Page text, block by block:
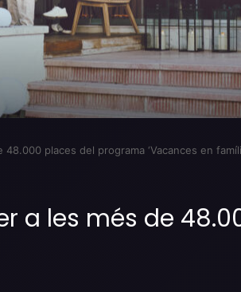
places del programa ‘Vacances en
a les més de